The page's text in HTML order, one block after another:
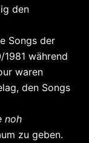
den
Songs der
während
waren
den Songs
noh
zu geben.